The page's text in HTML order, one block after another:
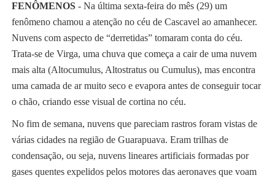
FENÔMENOS- Na última sexta-feira do mês (29) um
fenômeno chamou a atenção no céu de Cascavel ao amanhecer.
Nuvens com aspecto de “derretidas” tomaram conta do céu.
Trata-se de Virga, uma chuva que começa a cair de uma nuvem
mais alta (Altocumulus, Altostratus ou Cumulus), mas encontra
uma camada de ar muito seco e evapora antes de conseguir tocar
o chão, criando esse visual de cortina no céu.
No fim de semana, nuvens que pareciam rastros foram vistas de
várias cidades na região de Guarapuava. Eram trilhas de
condensação, ou seja, nuvens lineares artificiais formadas por
gases quentes expelidos pelos motores das aeronaves que voam